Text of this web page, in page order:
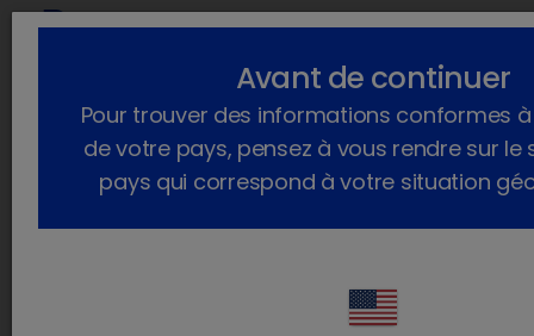
Actualités 2023
Septembre
Dechra sera présent au congrès régional de l'AFVAC du 21 au 23
septembre 2023
Dechra sera présent au congrès
régional de l'AFVAC du 21 au 23
Avant de continuer
Pour trouver des informations conformes
de votre pays, pensez à vous rendre sur le
pays qui correspond à votre situation